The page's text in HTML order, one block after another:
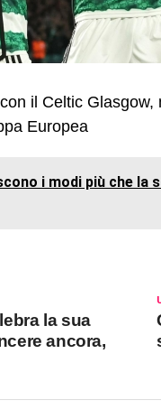
il Celtic
Europea
i modi più che la
la sua
ancora,